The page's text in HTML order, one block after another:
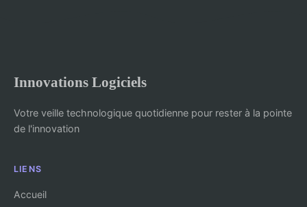
Innovations Logiciels
Votre veille technologique quotidienne pour rester à la pointe
de l'innovation
LIENS
Accueil